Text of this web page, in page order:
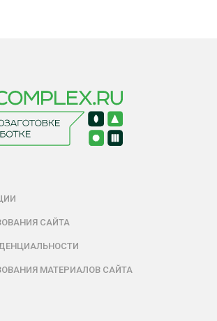
САЙТА
МАТЕРИАЛОВ САЙТА